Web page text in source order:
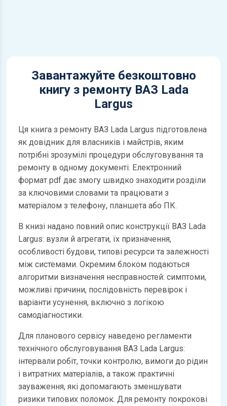
Завантажуйте безкоштовно
книгу з ремонту ВАЗ Lada
Largus
Ця книга з ремонту ВАЗ Lada Largus підготовлена
як довідник для власників і майстрів, яким
потрібні зрозумілі процедури обслуговування та
ремонту в одному документі. Електронний
формат pdf дає змогу швидко знаходити розділи
за ключовими словами та працювати з
матеріалом з телефону, планшета або ПК.
В книзі надано повний опис конструкції ВАЗ Lada
Largus: вузли й агрегати, їх призначення,
особливості будови, типові ресурси та залежності
між системами. Окремим блоком подаються
алгоритми визначення несправностей: симптоми,
можливі причини, послідовність перевірок і
варіанти усунення, включно з логікою
самодіагностики.
Для планового сервісу наведено регламенти
технічного обслуговування ВАЗ Lada Largus:
інтервали робіт, точки контролю, вимоги до рідин
і витратних матеріалів, а також практичні
зауваження, які допомагають зменшувати
ризики типових поломок. Для ремонту покрокові